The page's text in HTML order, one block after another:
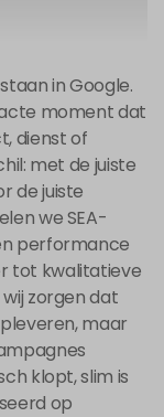
in Google.
moment dat
dienst of
met de juiste
de juiste
we SEA-
performance
tot kwalitatieve
wij zorgen dat
maar
klopt, slim is
op